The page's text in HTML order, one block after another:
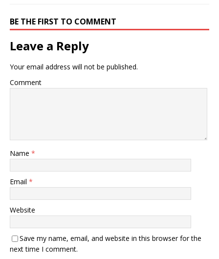
BE THE FIRST TO COMMENT
Leave a Reply
Your email address will not be published.
Comment
Name *
Email *
Website
Save my name, email, and website in this browser for the
next time I comment.